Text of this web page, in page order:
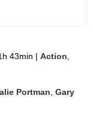
43min | Action
Portman ,Gary